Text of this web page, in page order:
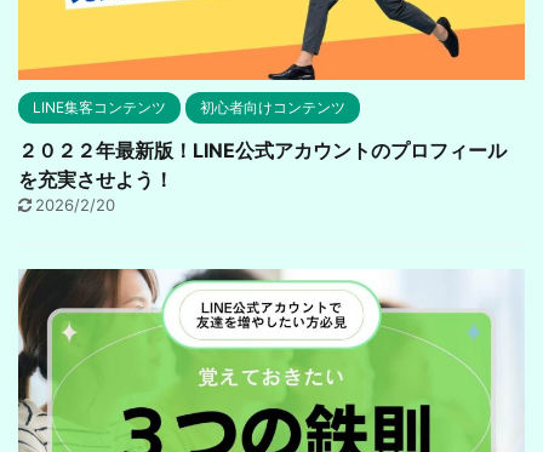
LINE集客コンテンツ 初心者向けコンテンツ
２０２２年最新版！LINE公式アカウントのプロフィール
を充実させよう！
2026/2/20